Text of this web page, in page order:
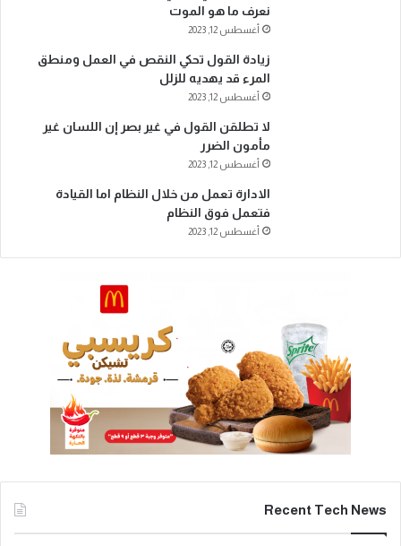
نعرف ما هو الموت
أغسطس 12, 2023
زيادة القول تحكي النقص في العمل ومنطق
المرء قد يهديه للزلل
أغسطس 12, 2023
لا تطلقن القول في غير بصر إن اللسان غير
مأمون الضرر
أغسطس 12, 2023
الادارة تعمل من خلال النظام اما القيادة
فتعمل فوق النظام
أغسطس 12, 2023
Recent Tech News